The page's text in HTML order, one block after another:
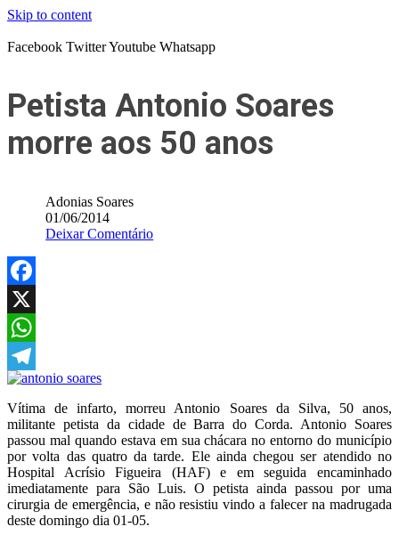
Skip to content
Facebook TwitterYoutube Whatsapp
Petista Antonio Soares
morre aos 50 anos
Adonias Soares
01/06/2014
Deixar Comentário
Facebook
X
WhatsApp
Telegram
Vítima de infarto, morreu Antonio Soares da Silva, 50 anos,
militante petista da cidade de Barra do Corda. Antonio Soares
passou mal quando estava em sua chácara no entorno do município
por volta das quatro da tarde. Ele ainda chegou ser atendido no
Hospital Acrísio Figueira (HAF) e em seguida encaminhado
imediatamente para São Luis. O petista ainda passou por uma
cirurgia de emergência, e não resistiu vindo a falecer na madrugada
deste domingo dia 01-05.